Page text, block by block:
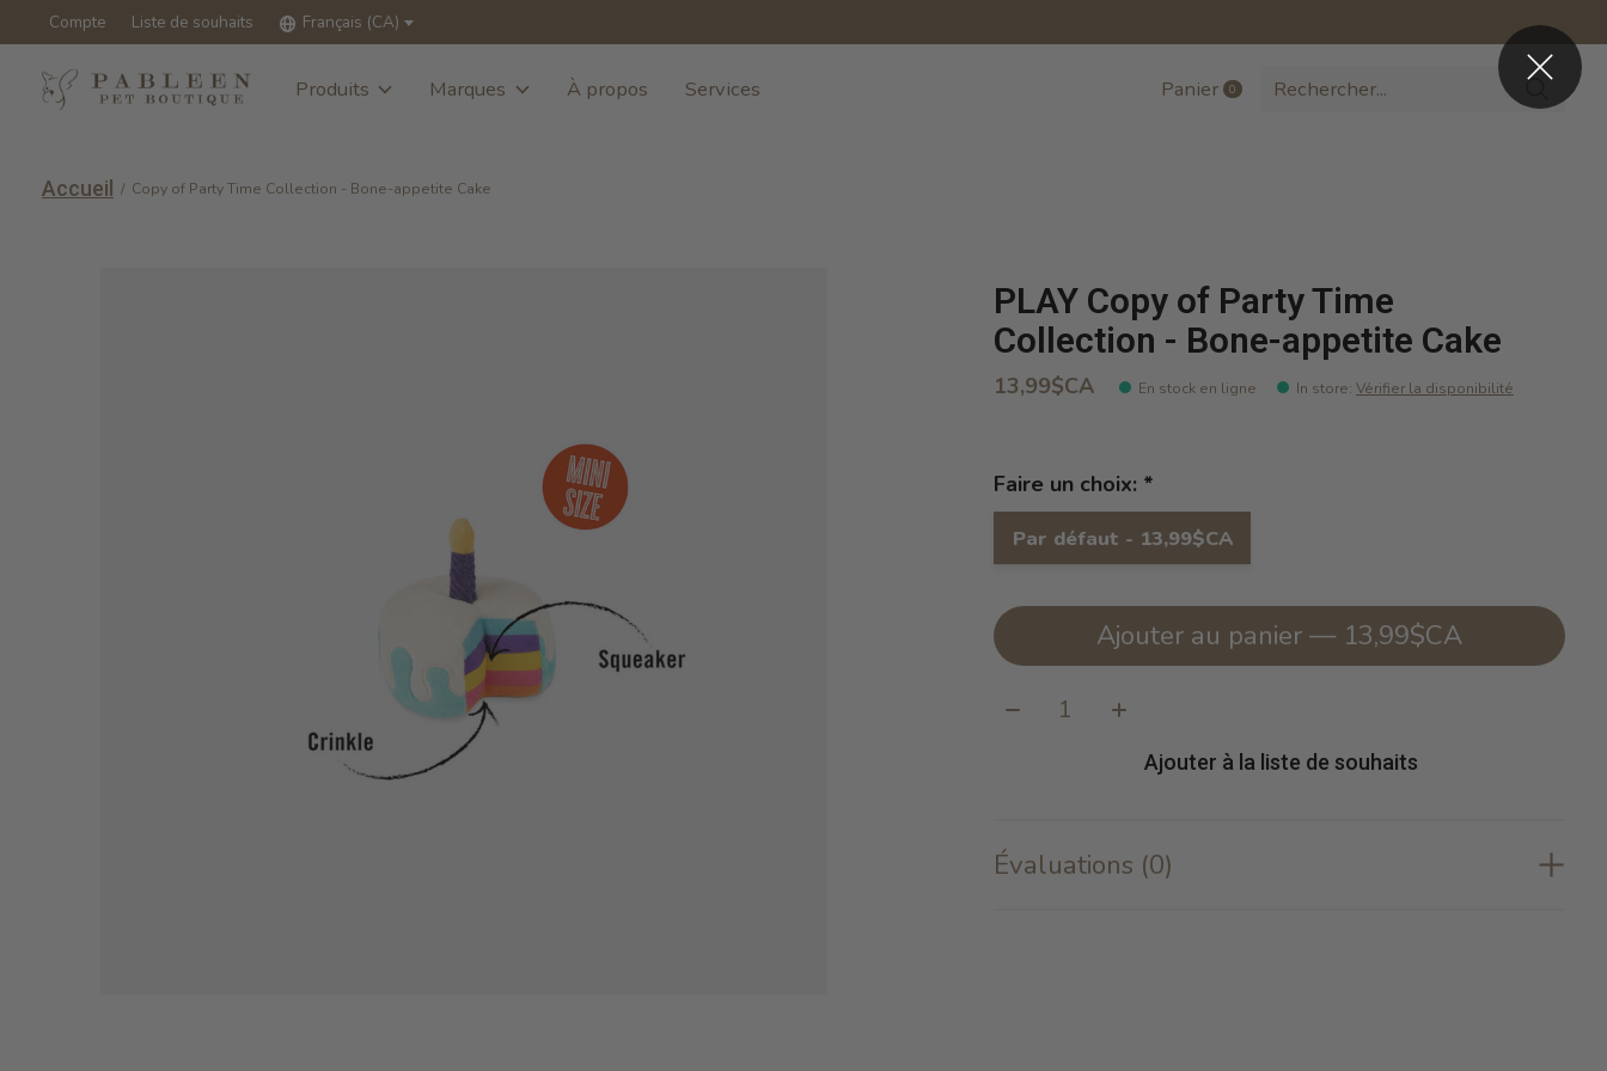
Compte Liste de souhaits Français (CA)
Produits Marques À propos Services Panier 0items
Accueil / Copy of Party Time Collection - Bone-appetite Cake
PLAY Copy of Party Time
Collection - Bone-appetite Cake
13,99$CA En stock en ligne In store: Vérifier la disponibilité
Faire un choix: *
Par défaut - 13,99$CA
Ajouter au panier — 13,99$CA
Quantité:
Ajouter à la liste de souhaits
Évaluations (0)